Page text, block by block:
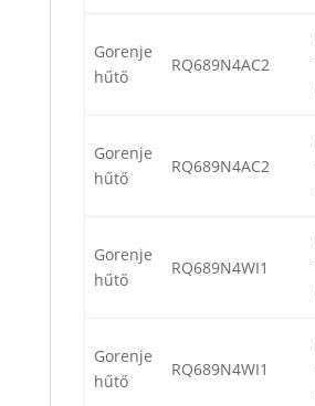
Gorenje
hűtő
RQ689N4AC2
Gorenje
hűtő
RQ689N4AC2
Gorenje
hűtő
RQ689N4WI1
Gorenje
hűtő
RQ689N4WI1